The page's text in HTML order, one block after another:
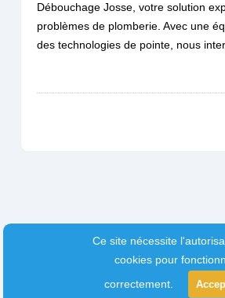
Débouchage Josse, votre solution
problèmes de plomberie. Avec une
des technologies de pointe, nous
Ce site nécessite
cookies pour
correctement.